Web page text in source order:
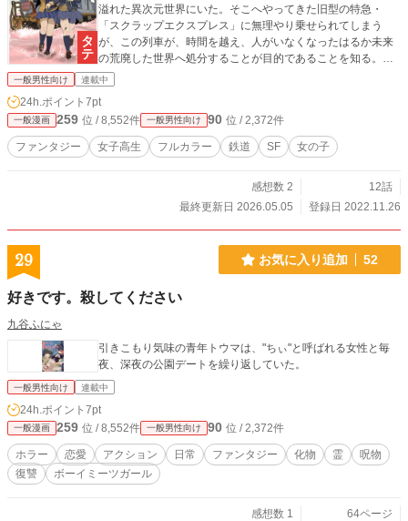
溢れた異次元世界にいた。そこへやってきた旧型の特急・
「スクラップエクスプレス」に無理やり乗せられてしまう
が、この列車が、時間を越え、人がいなくなったはるか未来
の荒廃した世界へ処分することが目的であることを知る。捨
てられたメメントロイドたちとの交流の中で、ゆずきは元の
一般男性向け 連載中
24h.ポイント 7pt
一般漫画 259 位 / 8,552件 一般男性向け 90 位 / 2,372件
ファンタジー 女子高生 フルカラー 鉄道 SF 女の子
感想数 2
12話
最終更新日 2026.05.05
登録日 2022.11.26
29 お気に入り追加 52
好きです。殺してください
九谷ふにゃ
引きこもり気味の青年トウマは、"ちぃ"と呼ばれる女性と毎
夜、深夜の公園デートを繰り返していた。
一般男性向け 連載中
24h.ポイント 7pt
一般漫画 259 位 / 8,552件 一般男性向け 90 位 / 2,372件
ホラー 恋愛 アクション 日常 ファンタジー 化物 霊
呪物
復讐
ボーイミーツガール
感想数 1
64ページ